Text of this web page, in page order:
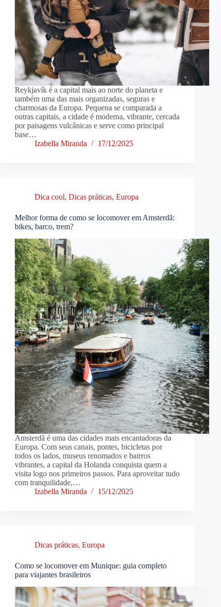
Reykjavík é a capital mais ao norte do planeta e
também uma das mais organizadas, seguras e
charmosas da Europa. Pequena se comparada a
outras capitais, a cidade é moderna, vibrante, cercada
por paisagens vulcânicas e serve como principal
base…
Izabella Miranda
17/12/2025
Dica cool, Dicas práticas, Europa
Melhor forma de como se locomover em Amsterdã:
bikes, barco, trem?
Amsterdã é uma das cidades mais encantadoras da
Europa. Com seus canais, pontes, bicicletas por
todos os lados, museus renomados e bairros
vibrantes, a capital da Holanda conquista quem a
visita logo nos primeiros passos. Para aproveitar tudo
com tranquilidade,…
Izabella Miranda
15/12/2025
Dicas práticas, Europa
Como se locomover em Munique: guia completo
para viajantes brasileiros